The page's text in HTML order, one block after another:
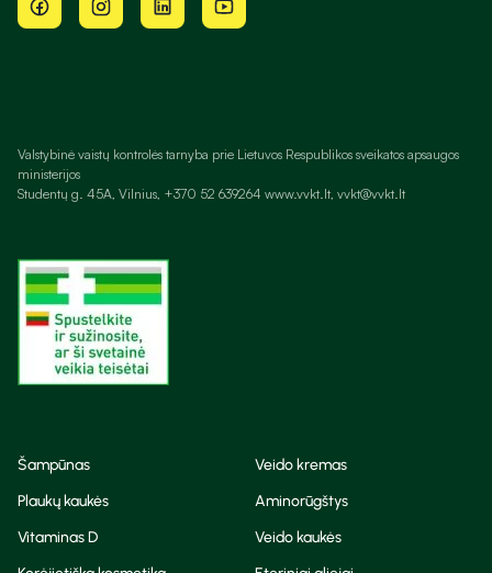
Valstybinė vaistų kontrolės tarnyba prie Lietuvos Respublikos sveikatos apsaugos
ministerijos
Studentų g. 45A, Vilnius, +370 52 639264 www.vvkt.lt, vvkt@vvkt.lt
Šampūnas
Veido kremas
Plaukų kaukės
Aminorūgštys
Vitaminas D
Veido kaukės